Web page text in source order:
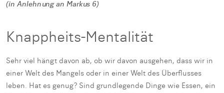
(in Anlehnung an Markus 6)
Knappheits-Mentalität
Sehr viel hängt davon ab, ob wir davon ausgehen, dass wir in
einer Welt des Mangels oder in einer Welt des Überflusses
leben. Hat es genug? Sind grundlegende Dinge wie Essen, ein